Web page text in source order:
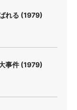
れる (1979)
事件 (1979)